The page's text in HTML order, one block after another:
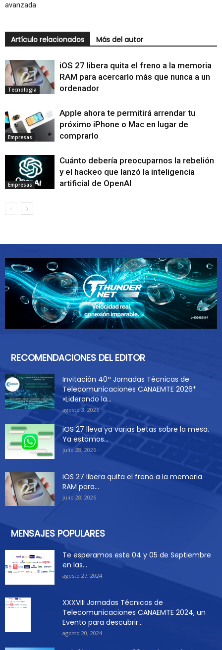
avanzada
Artículo relacionados Más del autor
Tecnología
iOS 27 libera quita el freno a la memoria
RAM para acercarlo más que nunca a un
ordenador
Empresas
Apple ahora te permitirá arrendar tu
próximo iPhone o Mac en lugar de
comprarlo
Empresas
Cuánto debería preocuparnos la rebelión
y el hackeo que lanzó la inteligencia
artificial de OpenAI
RECOMENDACIONES DEL EDITOR
Invitación 40ª Jornadas Técnicas de
Telecomunicaciones CANAEMTE 2026*
«Liderando la...
agosto 3, 2026
iOS 27 lleva ya varias betas sobre la mesa.
Ya estamos...
julio 28, 2026
iOS 27 libera quita el freno a la memoria
RAM para...
julio 28, 2026
MENSAJES POPULARES
Te esperamos este 04 y 05 de Septiembre
en las...
agosto 27, 2024
XXXVIII Jornadas Técnicas de
Telecomunicaciones CANAEMTE 2024, un
Evento para descubrir...
agosto 20, 2024